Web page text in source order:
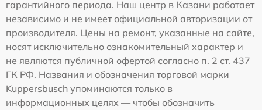
гарантийного периода. Наш центр в Казани работает
независимо и не имеет официальной авторизации от
производителя. Цены на ремонт, указанные на сайте,
носят исключительно ознакомительный характер и
не являются публичной офертой согласно п. 2 ст. 437
ГК РФ. Названия и обозначения торговой марки
Kuppersbusch упоминаются только в
информационных целях — чтобы обозначить